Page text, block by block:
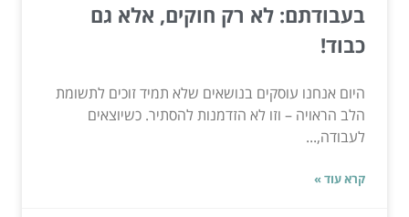
בעבודתם: לא רק חוקים, אלא גם
כבוד!
היום אנחנו עוסקים בנושאים שלא תמיד זוכים לתשומת
הלב הראויה – וזו לא הזדמנות להסתיר. כשיוצאים
לעבודה,...
קרא עוד »